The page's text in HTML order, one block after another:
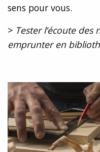
sens pour vous.
> Tester l’écoute
emprunter en